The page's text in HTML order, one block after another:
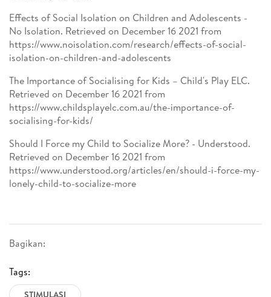
Bagikan:
Tags:
Effects of Social Isolation on Children and Adolescents -
No Isolation. Retrieved on December 16 2021 from
https://www.noisolation.com/research/effects-of-social-
isolation-on-children-and-adolescents
The Importance of Socialising for Kids – Child's Play ELC.
Retrieved on December 16 2021 from
https://www.childsplayelc.com.au/the-importance-of-
socialising-for-kids/
Should I Force my Child to Socialize More? - Understood.
Retrieved on December 16 2021 from
https://www.understood.org/articles/en/should-i-force-my-
lonely-child-to-socialize-more